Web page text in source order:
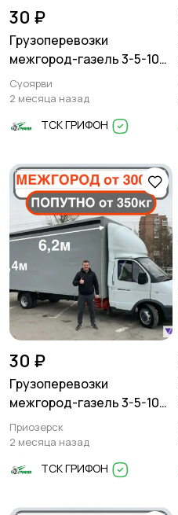
Изготовление на
заказ
Уход за животными
Другое
30 ₽
Грузоперевозки
межгород-газель 3-5-10
тонн
Суоярви
2 месяца назад
ТСК ГРИФОН
30 ₽
Грузоперевозки
межгород-газель 3-5-10
тонн
Приозерск
2 месяца назад
ТСК ГРИФОН